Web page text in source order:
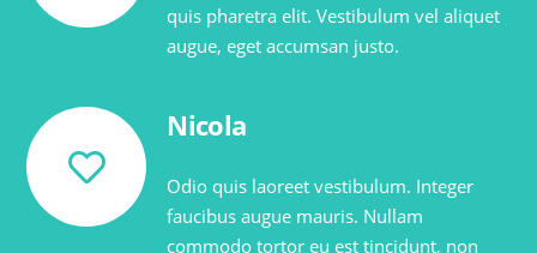
quis pharetra elit. Vestibulum vel aliquet
augue, eget accumsan justo.
Nicola
Odio quis laoreet vestibulum. Integer
faucibus augue mauris. Nullam
commodo tortor eu est tincidunt, non